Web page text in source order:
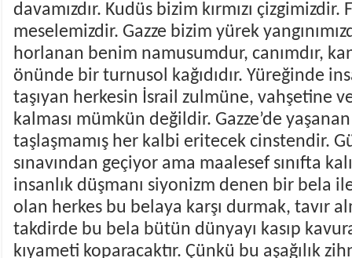
davamızdır. Kudüs bizim kırmızı
meselemizdir. Gazze bizim yürek
horlanan benim namusumdur, canımdır,
önünde bir turnusol kağıdıdır. Yüreğinde
taşıyan herkesin İsrail zulmüne, vahşetine ve
kalması mümkün değildir. Gazze’de
taşlaşmamış her kalbi eritecek cinstendir.
sınavından geçiyor ama maalesef sınıfta
insanlık düşmanı siyonizm denen bir bela ile
olan herkes bu belaya karşı durmak, tavır
takdirde bu bela bütün dünyayı kasıp
kıyameti koparacaktır. Çünkü bu aşağılık